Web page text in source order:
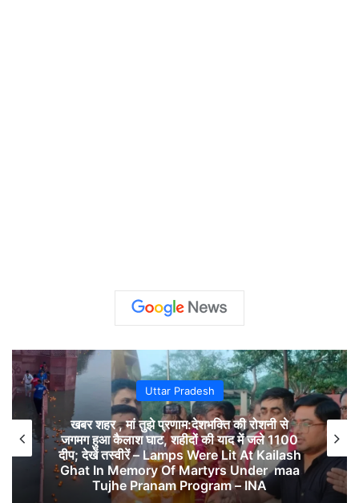
Uttar Pradesh
खबर शहर , मां तुझे प्रणाम:देशभक्ति की रोशनी से
जगमग हुआ कैलाश घाट, शहीदों की याद में जले 1100
दीप; देखें तस्वीरें – Lamps Were Lit At Kailash
Ghat In Memory Of Martyrs Under maa
Tujhe Pranam Program – INA